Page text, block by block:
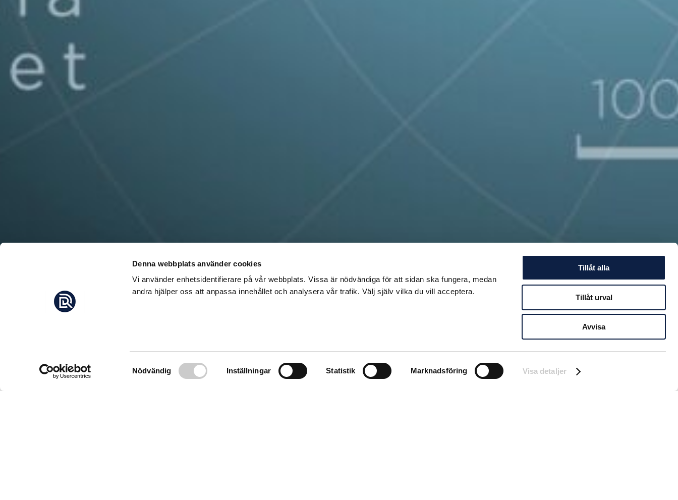
Denna webbplats använder cookies
Vi använder enhetsidentifierare på vår webbplats. Vissa är nödvändiga för att sidan ska fungera, medan
andra hjälper oss att anpassa innehållet och analysera vår trafik. Välj själv vilka du vill acceptera.
Samtyckesval
Nödvändig Inställningar Statistik Marknadsföring Visa detaljer
Tillåt alla
Tillåt urval
Avvisa
VÄRLDENS STÖRSTA ISBERG PÅ
DRIFT
27 nov, 2023
Världens största isberg, med en yta på närmare 4 000 kvadratkilometer, har börjat driva igen
efter att ha suttit fast i årtionden.